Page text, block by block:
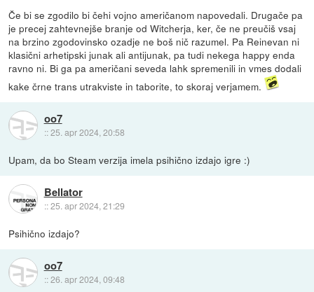
Če bi se zgodilo bi čehi vojno američanom napovedali. Drugače pa
je precej zahtevnejše branje od Witcherja, ker, če ne preučiš vsaj
na brzino zgodovinsko ozadje ne boš nič razumel. Pa Reinevan ni
klasični arhetipski junak ali antijunak, pa tudi nekega happy enda
ravno ni. Bi ga pa američani seveda lahk spremenili in vmes dodali
kake črne trans utrakviste in taborite, to skoraj verjamem.
oo7
::25. apr 2024, 20:58
Upam, da bo Steam verzija imela psihično izdajo igre :)
Bellator
::25. apr 2024, 21:29
Psihično izdajo?
oo7
::26. apr 2024, 09:48